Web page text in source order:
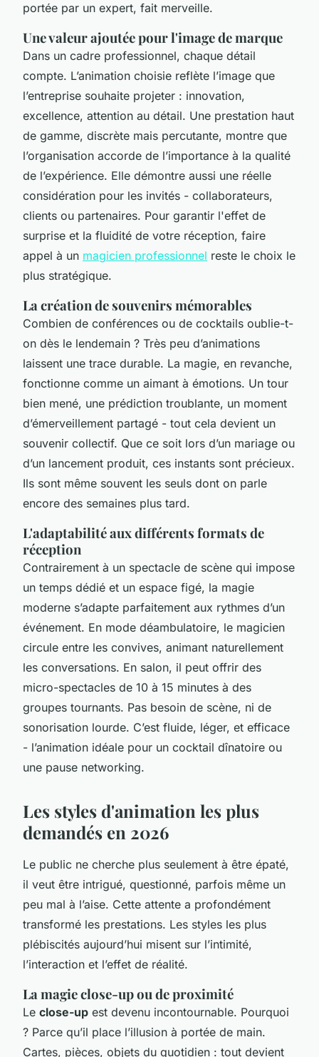
portée par un expert, fait merveille.
Une valeur ajoutée pour l'image de marque
Dans un cadre professionnel, chaque détail
compte. L’animation choisie reflète l’image que
l’entreprise souhaite projeter : innovation,
excellence, attention au détail. Une prestation haut
de gamme, discrète mais percutante, montre que
l’organisation accorde de l’importance à la qualité
de l’expérience. Elle démontre aussi une réelle
considération pour les invités - collaborateurs,
clients ou partenaires. Pour garantir l'effet de
surprise et la fluidité de votre réception, faire
appel à un magicien professionnel reste le choix le
plus stratégique.
La création de souvenirs mémorables
Combien de conférences ou de cocktails oublie-t-
on dès le lendemain ? Très peu d’animations
laissent une trace durable. La magie, en revanche,
fonctionne comme un aimant à émotions. Un tour
bien mené, une prédiction troublante, un moment
d’émerveillement partagé - tout cela devient un
souvenir collectif. Que ce soit lors d’un mariage ou
d’un lancement produit, ces instants sont précieux.
Ils sont même souvent les seuls dont on parle
encore des semaines plus tard.
L'adaptabilité aux différents formats de
réception
Contrairement à un spectacle de scène qui impose
un temps dédié et un espace figé, la magie
moderne s’adapte parfaitement aux rythmes d’un
événement. En mode déambulatoire, le magicien
circule entre les convives, animant naturellement
les conversations. En salon, il peut offrir des
micro-spectacles de 10 à 15 minutes à des
groupes tournants. Pas besoin de scène, ni de
sonorisation lourde. C’est fluide, léger, et efficace
- l’animation idéale pour un cocktail dînatoire ou
une pause networking.
Les styles d'animation les plus
demandés en 2026
Le public ne cherche plus seulement à être épaté,
il veut être intrigué, questionné, parfois même un
peu mal à l’aise. Cette attente a profondément
transformé les prestations. Les styles les plus
plébiscités aujourd’hui misent sur l’intimité,
l’interaction et l’effet de réalité.
La magie close-up ou de proximité
Le close-up est devenu incontournable. Pourquoi
? Parce qu’il place l’illusion à portée de main.
Cartes, pièces, objets du quotidien : tout devient